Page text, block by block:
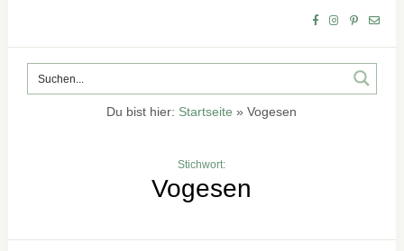
Du bist hier: Startseite »Vogesen
Stichwort:
Vogesen